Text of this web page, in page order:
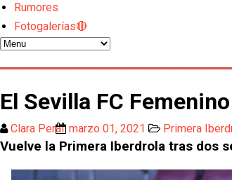
Rumores
Fotogalerías🔴
El Sevilla FC
Clara Peral marzo 01, 2021 Primera
Vuelve la Primera Iberdrola tras dos